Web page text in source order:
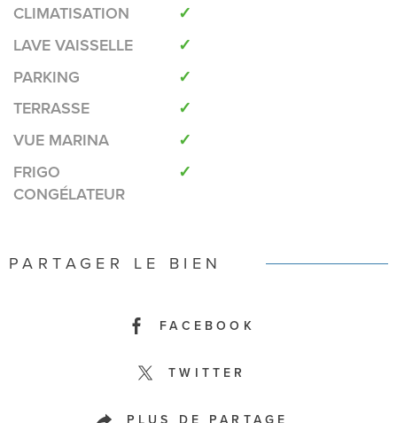
CLIMATISATION
✓
LAVE VAISSELLE
✓
PARKING
✓
TERRASSE
✓
VUE MARINA
✓
FRIGO
CONGÉLATEUR
✓
PARTAGER LE BIEN
FACEBOOK
TWITTER